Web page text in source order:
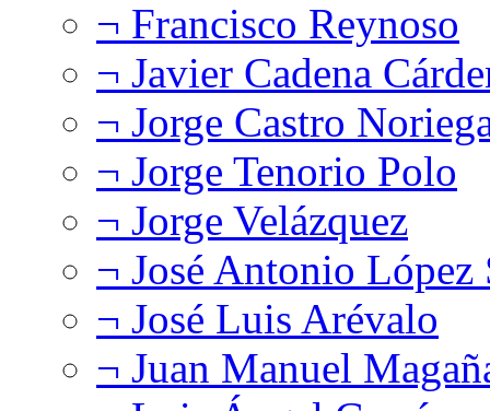
¬ Francisco Reynoso
¬ Javier Cadena
¬ Jorge Castro
¬ Jorge Tenorio Polo
¬ Jorge Velázquez
¬ José Antonio López
¬ José Luis Arévalo
¬ Juan Manuel